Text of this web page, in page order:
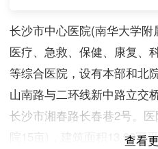
长沙市中心医院(南华大学
医疗、急救、保健、康复、
等综合医院，设有本部和北
山南路与二环线新中路立交
长沙市湘春路长春巷2号。
院15亩)，建筑面积13.03万
查看